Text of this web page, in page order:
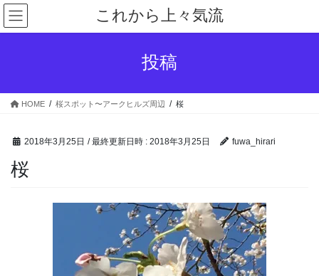
コ
ン
テ
ス
ナ
ビ
ゲ
ン
これから上々気流
投稿
HOME 桜スポット〜アークヒルズ周辺 桜
2018年3月25日 / 最終更新日時 : 2018年3月25日 fuwa_hirari
桜